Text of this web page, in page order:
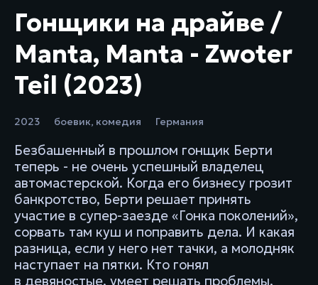
Гонщики на драйве /
Manta, Manta - Zwoter
Teil (2023)
2023 боевик, комедия Германия
Безбашенный в прошлом гонщик Берти
теперь - не очень успешный владелец
автомастерской. Когда его бизнесу грозит
банкротство, Берти решает принять
участие в супер-заезде «Гонка поколений»,
сорвать там куш и поправить дела. И какая
разница, если у него нет тачки, а молодняк
наступает на пятки. Кто гонял
в девяностые, умеет решать проблемы.